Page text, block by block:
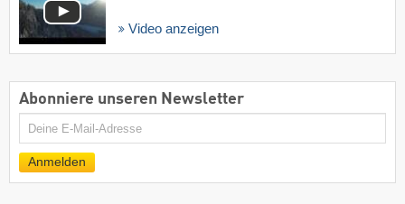
Video anzeigen
Abonniere unseren Newsletter
E-
Anmelden